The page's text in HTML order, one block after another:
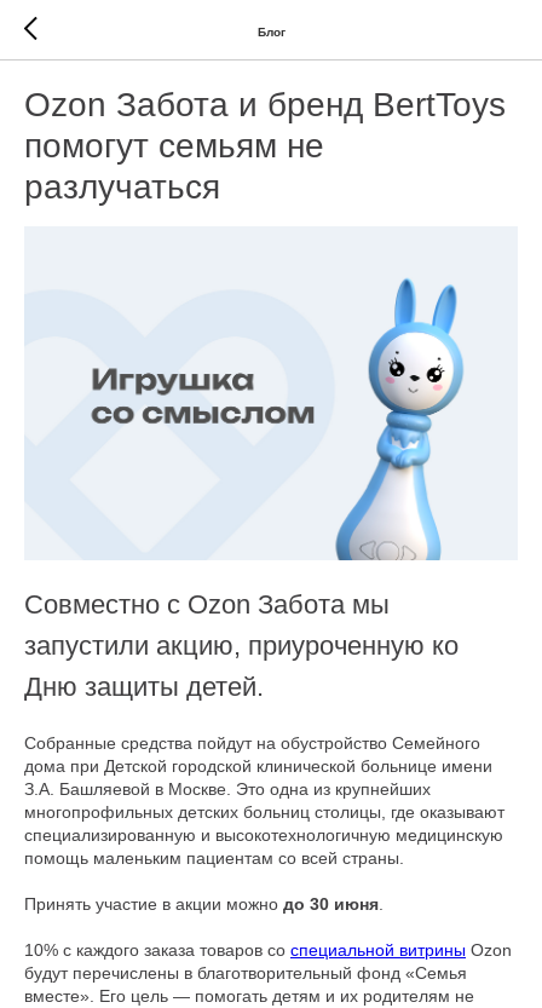
Блог
Ozon Забота и бренд BertToys
помогут семьям не
разлучаться
Совместно с Ozon Забота мы
запустили акцию, приуроченную ко
Дню защиты детей.
Собранные средства пойдут на обустройство Семейного
дома при Детской городской клинической больнице имени
З.А. Башляевой в Москве. Это одна из крупнейших
многопрофильных детских больниц столицы, где оказывают
специализированную и высокотехнологичную медицинскую
помощь маленьким пациентам со всей страны.
Принять участие в акции можно до 30 июня.
10% с каждого заказа товаров со специальной витрины Ozon
будут перечислены в благотворительный фонд «Семья
вместе». Его цель — помогать детям и их родителям не